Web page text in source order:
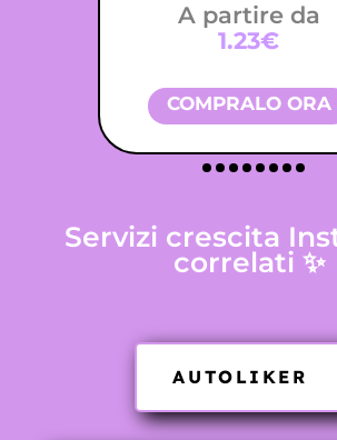
A partire da
1.23€
COMPRALO ORA
Servizi crescita
correlati ✨
AUTOLIKER